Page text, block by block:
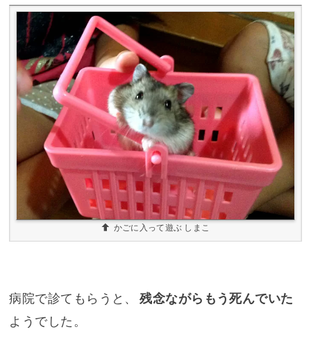
かごに入って遊ぶ しまこ
病院で診てもらうと、
残念ながらもう死んでいた
ようでした。